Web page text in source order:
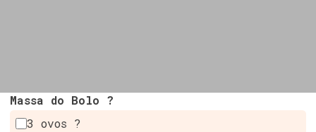
Massa do Bolo ?
3 ovos ?